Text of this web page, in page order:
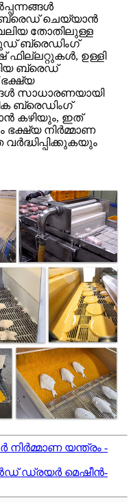
ബ്രെഡ് ചെയ്യാൻ
തോതിലുള്ള
ബ്രെഡിംഗ്
ഫില്ലറ്റുകൾ, ഉള്ളി
ബ്രെഡ്
ഭക്ഷ്യ
സാധാരണയായി
ബ്രെഡിംഗ്
കഴിയും, ഇത്
നിർമ്മാണ
നിർമ്മാണ യന്ത്രം -
ഡ്രയർ മെഷീൻ-